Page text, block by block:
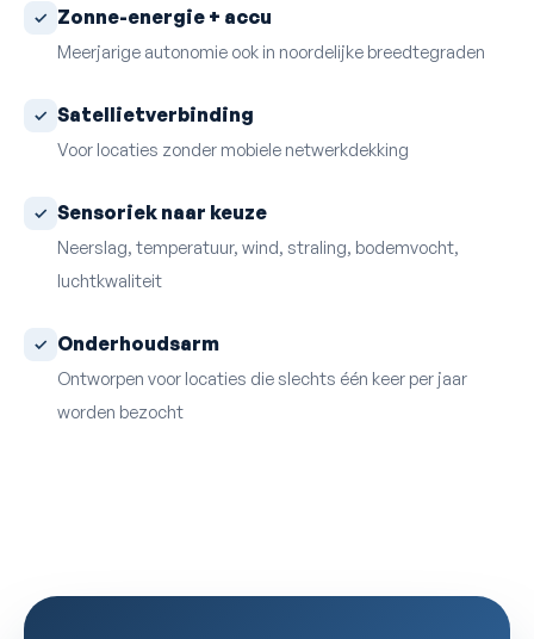
Zonne-energie + accu
Meerjarige autonomie ook in noordelijke breedtegraden
Satellietverbinding
Voor locaties zonder mobiele netwerkdekking
Sensoriek naar keuze
Neerslag, temperatuur, wind, straling, bodemvocht,
luchtkwaliteit
Onderhoudsarm
Ontworpen voor locaties die slechts één keer per jaar
worden bezocht